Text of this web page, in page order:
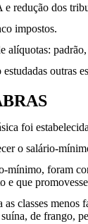
e redução dos
impostos.
alíquotas:
outras
foi
o salário-
mínimo, foram
e que
as classes
de frango,